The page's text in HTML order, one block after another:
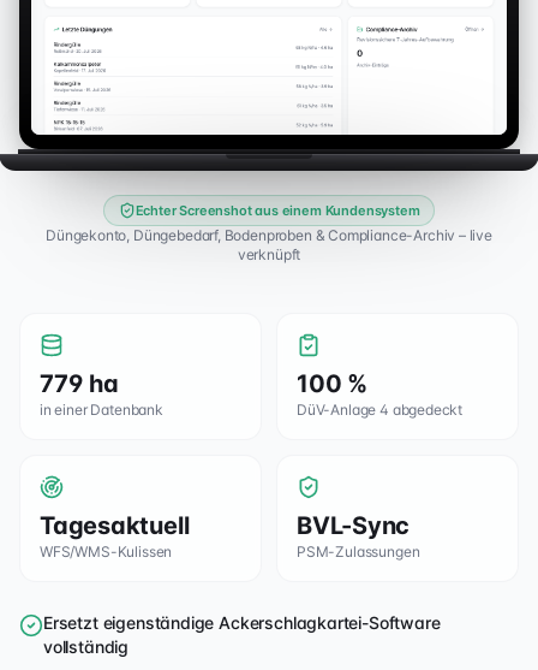
Echter Screenshot aus einem Kundensystem
Düngekonto, Düngebedarf, Bodenproben & Compliance-Archiv – live
verknüpft
779 ha
in einer Datenbank
100 %
DüV-Anlage 4 abgedeckt
Tagesaktuell
WFS/WMS-Kulissen
BVL-Sync
PSM-Zulassungen
Ersetzt eigenständige Ackerschlagkartei-Software
vollständig